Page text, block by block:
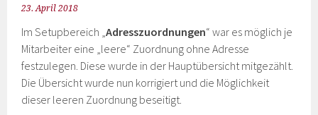
23. April 2018
Im Setupbereich „Adresszuordnungen“ war es möglich je
Mitarbeiter eine „leere“ Zuordnung ohne Adresse
festzulegen. Diese wurde in der Hauptübersicht mitgezählt.
Die Übersicht wurde nun korrigiert und die Möglichkeit
dieser leeren Zuordnung beseitigt.